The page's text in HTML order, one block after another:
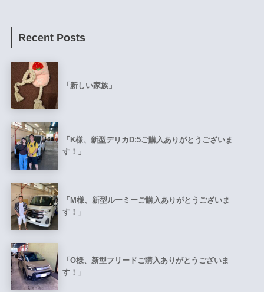
Recent Posts
「新しい家族」
「K様、新型デリカD:5ご購入ありがとうございま
す！」
「M様、新型ルーミーご購入ありがとうございま
す！」
「O様、新型フリードご購入ありがとうございま
す！」